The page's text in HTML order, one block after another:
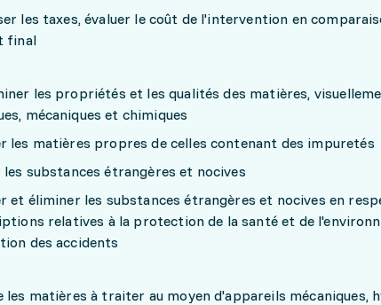
les taxes, évaluer le coût de l'intervention en
final
les propriétés et les qualités des matières,
mécaniques et chimiques
les matières propres de celles contenant des impuretés
substances étrangères et nocives
et éliminer les substances étrangères et nocives en
relatives à la protection de la santé et de
des accidents
les matières à traiter au moyen d'appareils mécaniques,